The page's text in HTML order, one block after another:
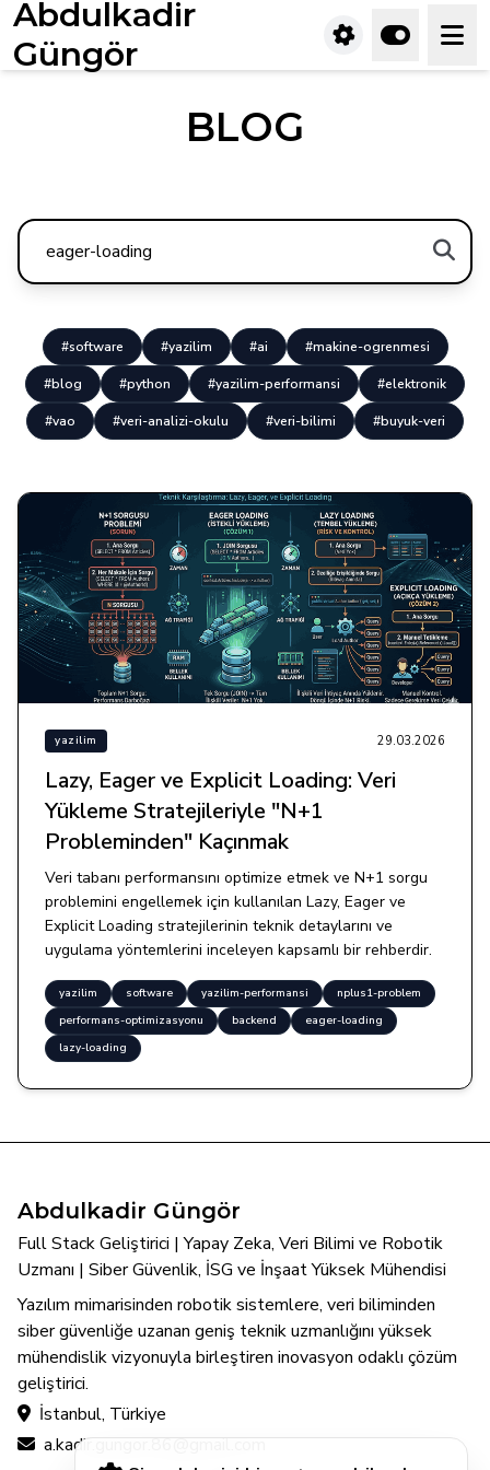
Abdulkadir
Güngör
BLOG
#software #yazilim #ai #makine-ogrenmesi
#blog #python #yazilim-performansi #elektronik
#vao #veri-analizi-okulu #veri-bilimi #buyuk-veri
yazilim 29.03.2026
Lazy, Eager ve Explicit Loading: Veri
Yükleme Stratejileriyle "N+1
Probleminden" Kaçınmak
Veri tabanı performansını optimize etmek ve N+1 sorgu
problemini engellemek için kullanılan Lazy, Eager ve
Explicit Loading stratejilerinin teknik detaylarını ve
uygulama yöntemlerini inceleyen kapsamlı bir rehberdir.
yazilim software yazilim-performansi
nplus1-problem
performans-optimizasyonu
backend
eager-loading
lazy-loading
Abdulkadir Güngör
Full Stack Geliştirici | Yapay Zeka, Veri Bilimi ve Robotik
Uzmanı | Siber Güvenlik, İSG ve İnşaat Yüksek Mühendisi
Yazılım mimarisinden robotik sistemlere, veri biliminden
siber güvenliğe uzanan geniş teknik uzmanlığını yüksek
mühendislik vizyonuyla birleştiren inovasyon odaklı çözüm
geliştirici.
İstanbul, Türkiye
a.kadir.gungor.86@gmail.com